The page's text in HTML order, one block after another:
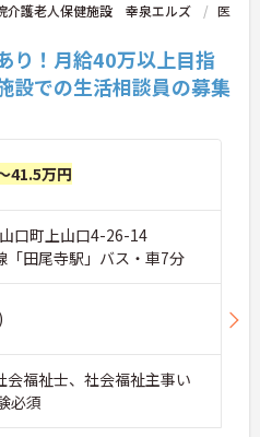
介護老人保健施設 幸泉エルズ
医
り！月給40万以上目指
での生活相談員の募集
41.5万円
口町上山口4-26-14
「田尾寺駅」バス・車7分
会福祉士、社会福祉主事い
必須